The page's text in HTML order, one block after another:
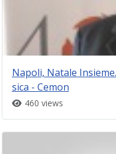
Napoli, Natale
sica - Cemon
460 views